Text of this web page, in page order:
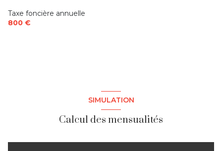
Taxe foncière annuelle
800 €
SIMULATION
Calcul des mensualités